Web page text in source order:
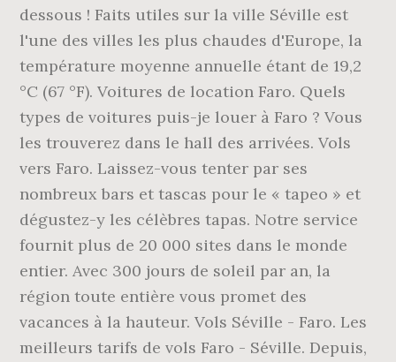
dessous ! Faits utiles sur la ville Séville est
l'une des villes les plus chaudes d'Europe, la
température moyenne annuelle étant de 19,2
°C (67 °F). Voitures de location Faro. Quels
types de voitures puis-je louer à Faro ? Vous
les trouverez dans le hall des arrivées. Vols
vers Faro. Laissez-vous tenter par ses
nombreux bars et tascas pour le « tapeo » et
dégustez-y les célèbres tapas. Notre service
fournit plus de 20 000 sites dans le monde
entier. Avec 300 jours de soleil par an, la
région toute entière vous promet des
vacances à la hauteur. Vols Séville - Faro. Les
meilleurs tarifs de vols Faro - Séville. Depuis,